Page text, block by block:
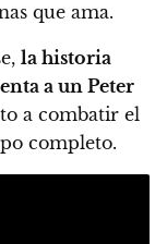
que ama.
la historia
a un Peter
a combatir el
completo.